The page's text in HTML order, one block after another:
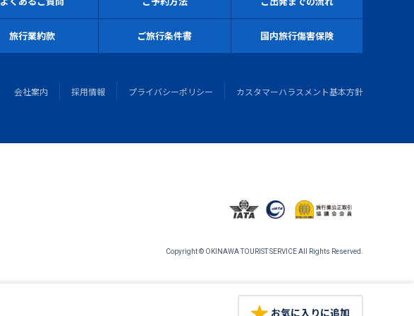
お気に入りに追加
旅行業約款 ご旅行条件書 国内旅行傷害保険
会社案内 採用情報 プライバシーポリシー カスタマーハラスメント基本方針
Copyright © OKINAWA TOURIST SERVICE All Rights Reserved.